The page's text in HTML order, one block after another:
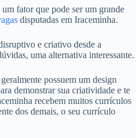
fator que pode ser um grande
disputadas em Iraceminha.
e criativo desde a
uma alternativa interessante.
possuem um design
demonstrar sua criatividade e te
recebem muitos currículos
dos demais, o seu currículo